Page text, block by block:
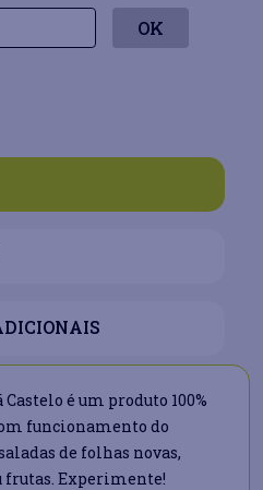
é um produto 100%
funcionamento do
de folhas novas,
frutas. Experimente!